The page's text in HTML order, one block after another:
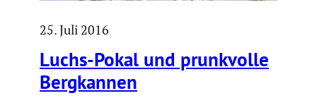
25. Juli 2016
Luchs-Pokal und prunk­volle
Bergkannen